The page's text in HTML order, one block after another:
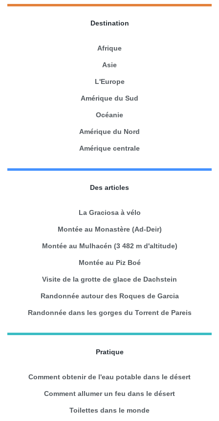
Destination
Afrique
Asie
L'Europe
Amérique du Sud
Océanie
Amérique du Nord
Amérique centrale
Des articles
La Graciosa à vélo
Montée au Monastère (Ad-Deir)
Montée au Mulhacén (3 482 m d'altitude)
Montée au Piz Boé
Visite de la grotte de glace de Dachstein
Randonnée autour des Roques de Garcia
Randonnée dans les gorges du Torrent de Pareis
Pratique
Comment obtenir de l'eau potable dans le désert
Comment allumer un feu dans le désert
Toilettes dans le monde